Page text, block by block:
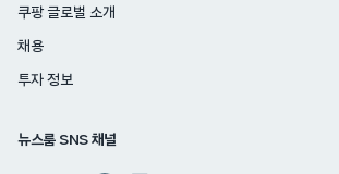
쿠팡 글로벌 소개
채용
투자 정보
뉴스룸 SNS 채널